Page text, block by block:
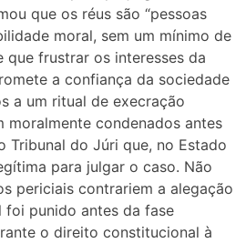
que os réus são “pessoas
moral, sem um mínimo de
que frustrar os interesses da
a confiança da sociedade
a um ritual de execração
moralmente condenados antes
Tribunal do Júri que, no Estado
para julgar o caso. Não
periciais contrariem a alegação
foi punido antes da fase
o direito constitucional à